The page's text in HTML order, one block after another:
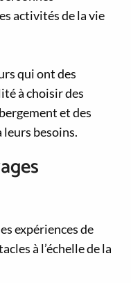
activités de la vie
qui ont des
à choisir des
et des
besoins.
expériences de
à l’échelle de la